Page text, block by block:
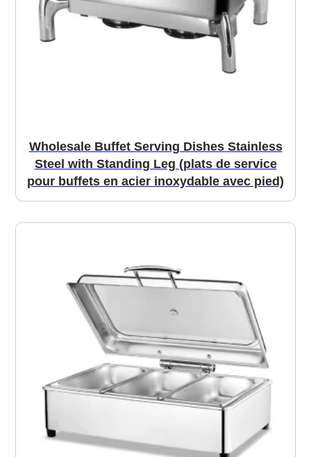
Wholesale Buffet Serving Dishes Stainless
Steel with Standing Leg (plats de service
pour buffets en acier inoxydable avec pied)